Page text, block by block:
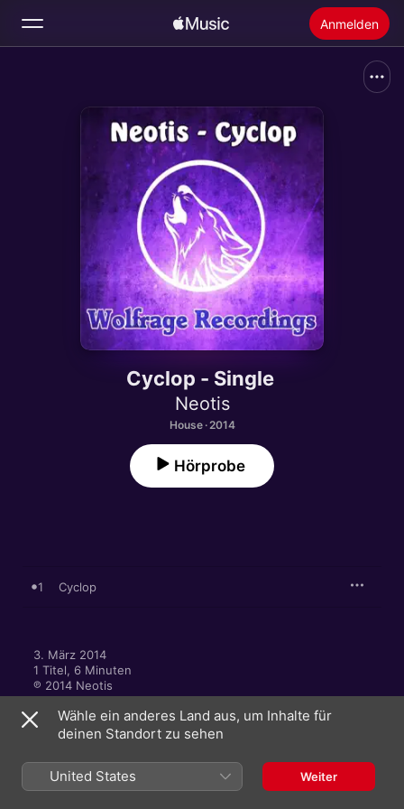
Anmelden
Radio
Apple Music installieren
Cyclop - Single
Neotis
House · 2014
Hörprobe
1 Cyclop
3. März 2014
1 Titel, 6 Minuten
℗ 2014 Neotis
Deutschland English (UK)
Wähle ein anderes Land aus, um Inhalte für
deinen Standort zu sehen
United States Weiter